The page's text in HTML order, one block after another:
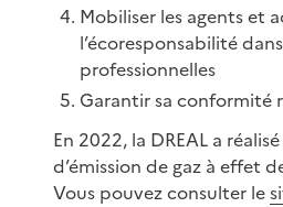
Mobiliser les agents et
l’écoresponsabilité
professionnelles
Garantir sa conformité
En 2022, la DREAL a
d’émission de gaz à effet
Vous pouvez consulter le